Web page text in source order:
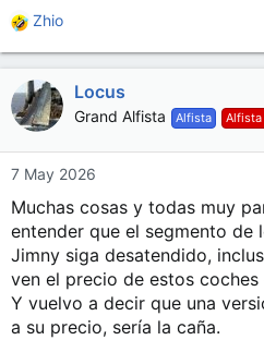
R
e
a
c
c
o
n
s
:
Zhio
Locus
Grand Alfista Alfista
7 May 2026
Muchas cosas y todas muy
entender que el segmento de
Jimny siga desatendido,
ven el precio de estos coches
Y vuelvo a decir que una
a su precio, sería la caña.